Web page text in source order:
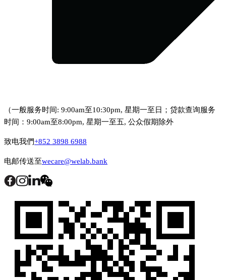
（一般服务时间: 9:00am至10:30pm, 星期一至日；贷款查询服务
时间：9:00am至8:00pm, 星期一至五, 公众假期除外
致电我們+852 3898 6988
电邮传送至wecare@welab.bank